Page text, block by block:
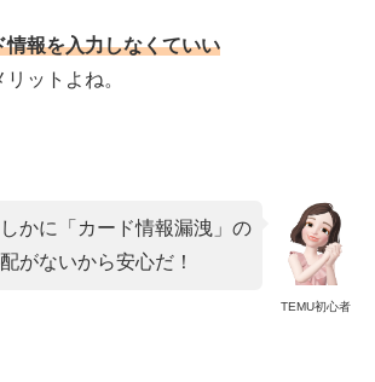
情報を入力しなくていい
ットよね。
TEMU初心者
かに「カード情報漏洩」の
がないから安心だ！